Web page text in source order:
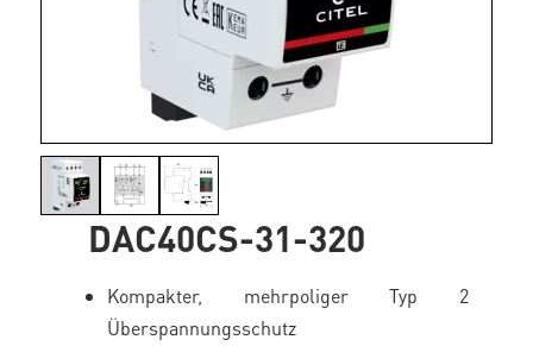
DAC40CS-31-320
Kompakter, mehrpoliger Typ 2
Überspannungsschutz